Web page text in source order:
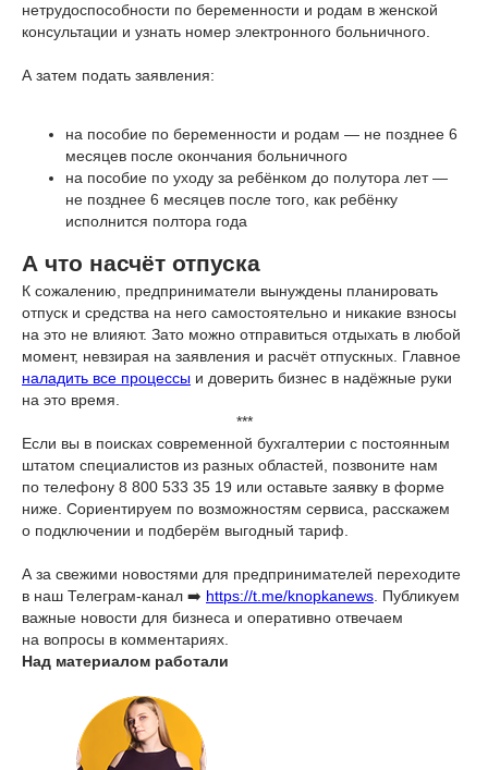
нетрудоспособности по беременности и родам в женской
консультации и узнать номер электронного больничного.
А затем подать заявления:
на пособие по беременности и родам — не позднее 6
месяцев после окончания больничного
на пособие по уходу за ребёнком до полутора лет —
не позднее 6 месяцев после того, как ребёнку
исполнится полтора года
А что насчёт отпуска
К сожалению, предприниматели вынуждены планировать
отпуск и средства на него самостоятельно и никакие взносы
на это не влияют. Зато можно отправиться отдыхать в любой
момент, невзирая на заявления и расчёт отпускных. Главное
наладить все процессы и доверить бизнес в надёжные руки
на это время.
***
Если вы в поисках современной бухгалтерии с постоянным
штатом специалистов из разных областей, позвоните нам
по телефону 8 800 533 35 19 или оставьте заявку в форме
ниже. Сориентируем по возможностям сервиса, расскажем
о подключении и подберём выгодный тариф.
А за свежими новостями для предпринимателей переходите
в наш Телеграм-канал ➡️ https://t.me/knopkanews . Публикуем
важные новости для бизнеса и оперативно отвечаем
на вопросы в комментариях.
Над материалом работали